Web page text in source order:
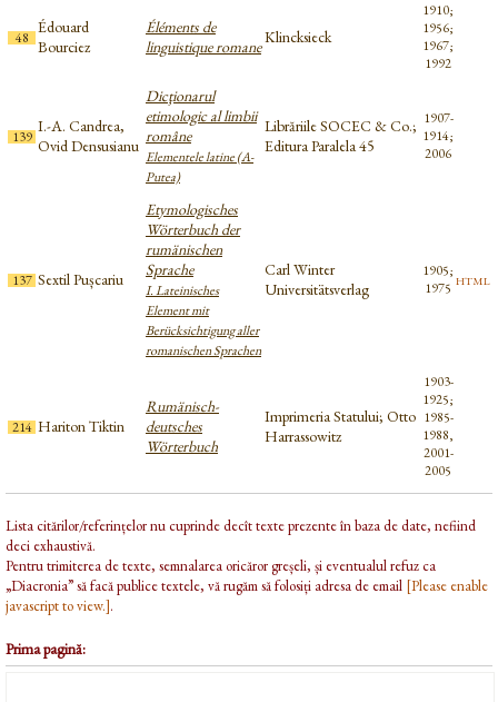
48
Édouard
Bourciez
Éléments de
linguistique romaneKlincksieck
1910;
1956;
1967;
1992
139
I.-A. Candrea,
Ovid Densusianu
Dicţionarul
etimologic al limbii
române
Elementele latine (A-
Putea)
Librăriile SOCEC & Co.;
Editura Paralela 45
1907-
1914;
2006
137 Sextil Pușcariu
Etymologisches
Wörterbuch der
rumänischen
Sprache
I. Lateinisches
Element mit
Berücksichtigung aller
romanischen Sprachen
Carl Winter
Universitätsverlag
1905;
1975 html
214 Hariton Tiktin
Rumänisch-
deutsches
Wörterbuch
Imprimeria Statului; Otto
Harrassowitz
1903-
1925;
1985-
1988,
2001-
2005
Lista citărilor/referințelor nu cuprinde decît texte prezente în baza de date, nefiind
deci exhaustivă.
Pentru trimiterea de texte, semnalarea oricăror greșeli, și eventualul refuz ca
„Diacronia” să facă publice textele, vă rugăm să folosiți adresa de email [Please enable
javascript to view.].
Prima pagină: